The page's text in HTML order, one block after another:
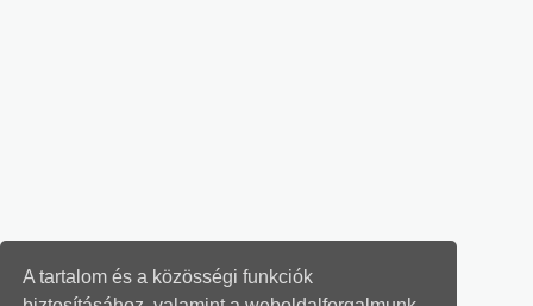
A tartalom és a közösségi funkciók